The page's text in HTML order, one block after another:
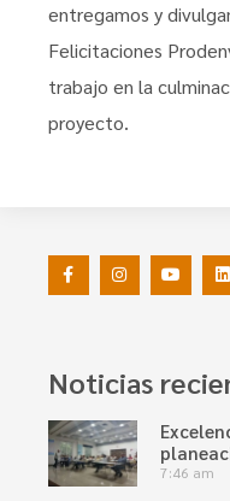
entregamos y
Felicitaciones
trabajo en la
proyecto.
Noticias
7:46 am